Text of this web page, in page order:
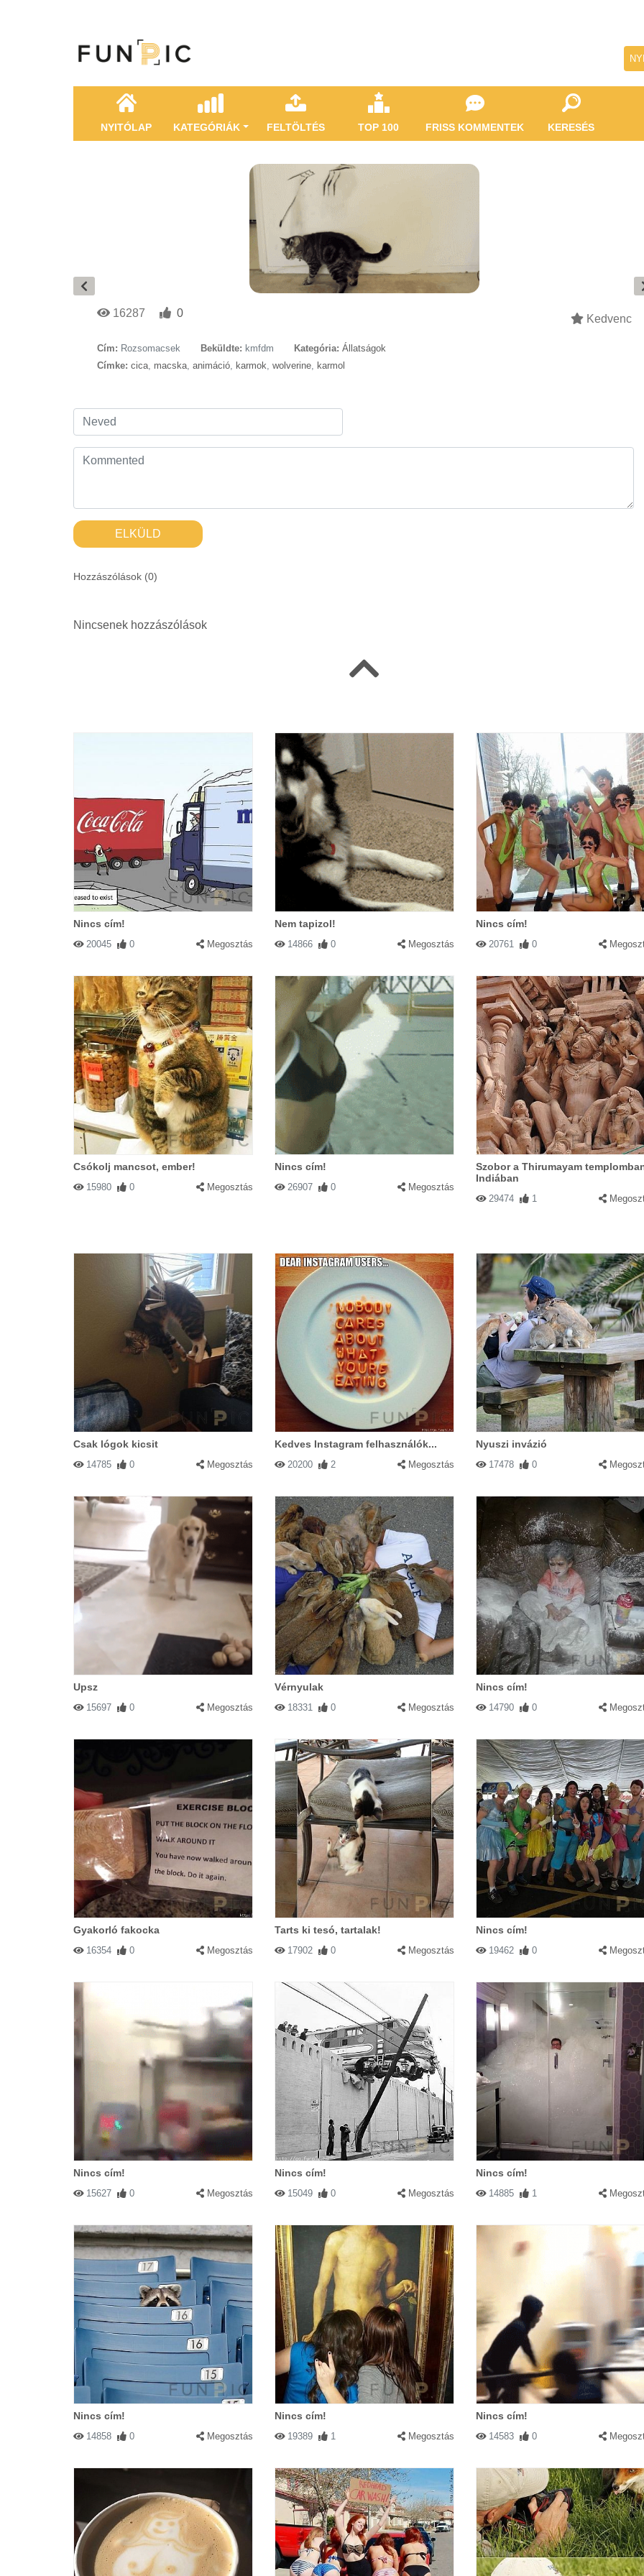
NYITÓLAP KATEGÓRIÁK FELTÖLTÉS TOP 100 FRISS KOMMENTEK KERESÉS
16287 0 Kedvenc
Cím: Rozsomacsek Beküldte: kmfdm Kategória: Állatságok
Címke: cica, macska, animáció, karmok, wolverine, karmol
ELKÜLD
Hozzászólások (0)
Nincsenek hozzászólások
Nincs cím!
20045 0 Megosztás
Nem tapizol!
14866 0 Megosztás
Nincs cím!
20761 0
Csókolj mancsot, ember!
15980 0 Megosztás
Nincs cím!
26907 0 Megosztás
Szobor a Thirumayam
Indiában
29474 1
Csak lógok kicsit
14785 0 Megosztás
Kedves Instagram felhasználók...
20200 2 Megosztás
Nyuszi invázió
17478 0
Upsz
15697 0 Megosztás
Vérnyulak
18331 0 Megosztás
Nincs cím!
14790 0
Gyakorló fakocka
16354 0 Megosztás
Tarts ki tesó, tartalak!
17902 0 Megosztás
Nincs cím!
19462 0
Nincs cím!
15627 0 Megosztás
Nincs cím!
15049 0 Megosztás
Nincs cím!
14885 1
Nincs cím!
14858 0 Megosztás
Nincs cím!
19389 1 Megosztás
Nincs cím!
14583 0